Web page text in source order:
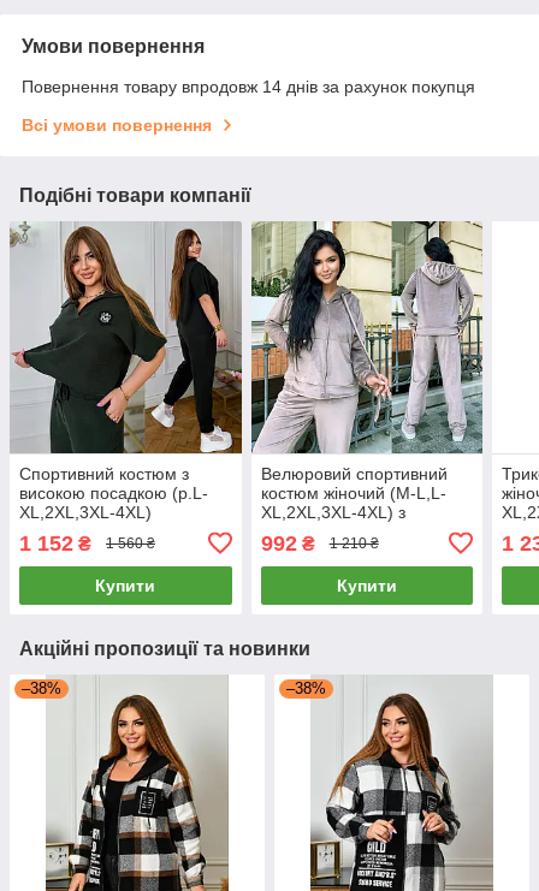
Умови повернення
Повернення товару впродовж 14 днів за рахунок покупця
Всі умови повернення
Подібні товари компанії
Cпортивний костюм з
високою посадкою (р.L-
XL,2XL,3XL-4XL)
1 152 ₴ 1 560 ₴
Купити
Велюровий спортивний
костюм жіночий (M-L,L-
XL,2XL,3XL-4XL) з
992₴ 1 210 ₴
Купити
1
Акційні пропозиції та новинки
–38% –38%